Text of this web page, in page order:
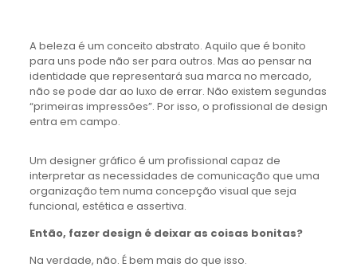
A beleza é um conceito abstrato. Aquilo que é bonito
para uns pode não ser para outros. Mas ao pensar na
identidade que representará sua marca no mercado,
não se pode dar ao luxo de errar. Não existem segundas
“primeiras impressões”. Por isso, o profissional de design
entra em campo.
Um designer gráfico é um profissional capaz de
interpretar as necessidades de comunicação que uma
organização tem numa concepção visual que seja
funcional, estética e assertiva.
Então, fazer design é deixar as coisas bonitas?
Na verdade, não. É bem mais do que isso.